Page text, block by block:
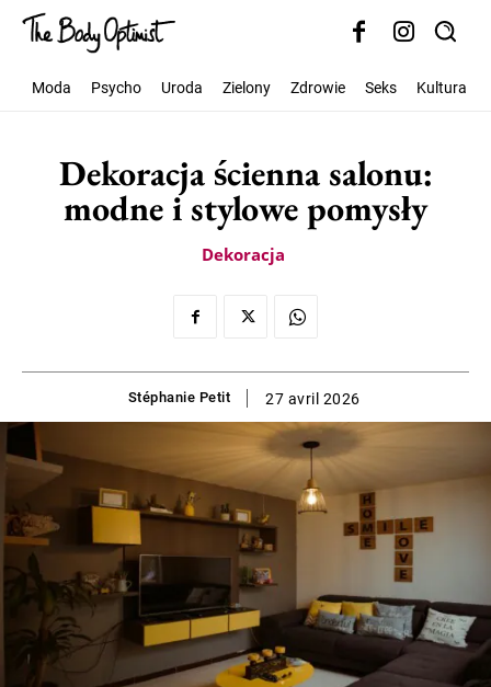
Moda Psycho Uroda Zielony Zdrowie Seks Kultura
Dekoracja ścienna salonu:
modne i stylowe pomysły
Dekoracja
Stéphanie Petit 27 avril 2026